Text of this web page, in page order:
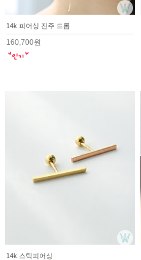
14k 피어싱 진주 드롭
160,700원
14k 스틱피어싱